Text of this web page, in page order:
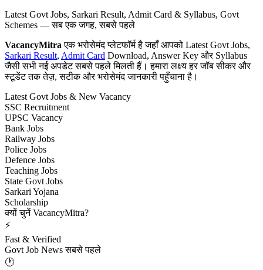
Latest Govt Jobs, Sarkari Result, Admit Card & Syllabus, Govt
Schemes — सब एक जगह, सबसे पहले
VacancyMitra एक भरोसेमंद प्लेटफॉर्म है जहाँ आपको Latest Govt Jobs,
Sarkari Result, Admit Card Download, Answer Key और Syllabus
जैसी सभी नई अपडेट सबसे पहले मिलती हैं। हमारा लक्ष्य हर जॉब सीकर और
स्टूडेंट तक तेज़, सटीक और भरोसेमंद जानकारी पहुँचाना है।
Latest Govt Jobs & New Vacancy
SSC Recruitment
UPSC Vacancy
Bank Jobs
Railway Jobs
Police Jobs
Defence Jobs
Teaching Jobs
State Govt Jobs
Sarkari Yojana
Scholarship
क्यों चुनें VacancyMitra?
⚡
Fast & Verified
Govt Job News सबसे पहले
🕐